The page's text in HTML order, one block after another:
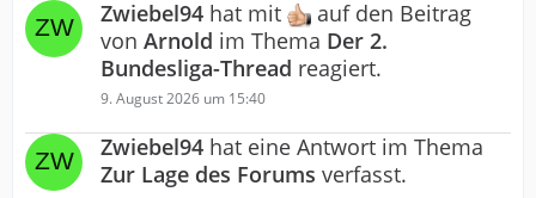
Zwiebel94 hat mit
auf den Beitrag
von Arnold im Thema Der 2.
Bundesliga-Thread reagiert.
9. August 2026 um 15:40
Zwiebel94 hat eine Antwort im Thema
Zur Lage des Forums verfasst.